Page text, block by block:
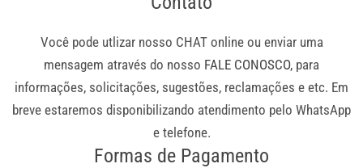
Você pode utlizar nosso CHAT online ou enviar uma
mensagem através do nosso FALE CONOSCO, para
informações, solicitações, sugestões, reclamações e etc. Em
breve estaremos disponibilizando atendimento pelo WhatsApp
e telefone.
Formas de Pagamento